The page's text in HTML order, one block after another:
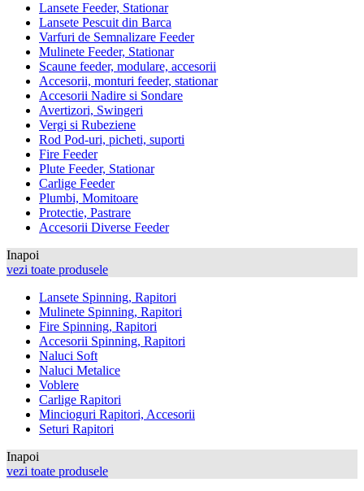
Lansete Feeder, Stationar
Lansete Pescuit din Barca
Varfuri de Semnalizare Feeder
Mulinete Feeder, Stationar
Scaune feeder, modulare, accesorii
Accesorii, monturi feeder, stationar
Accesorii Nadire si Sondare
Avertizori, Swingeri
Vergi si Rubeziene
Rod Pod-uri, picheti, suporti
Fire Feeder
Plute Feeder, Stationar
Carlige Feeder
Plumbi, Momitoare
Protectie, Pastrare
Accesorii Diverse Feeder
Inapoi
vezi toate produsele
Lansete Spinning, Rapitori
Mulinete Spinning, Rapitori
Fire Spinning, Rapitori
Accesorii Spinning, Rapitori
Naluci Soft
Naluci Metalice
Voblere
Carlige Rapitori
Mincioguri Rapitori, Accesorii
Seturi Rapitori
Inapoi
vezi toate produsele